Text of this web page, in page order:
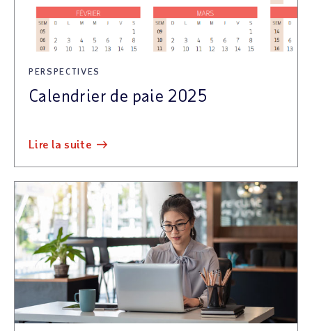
PERSPECTIVES
Calendrier de paie 2025
lire la suite